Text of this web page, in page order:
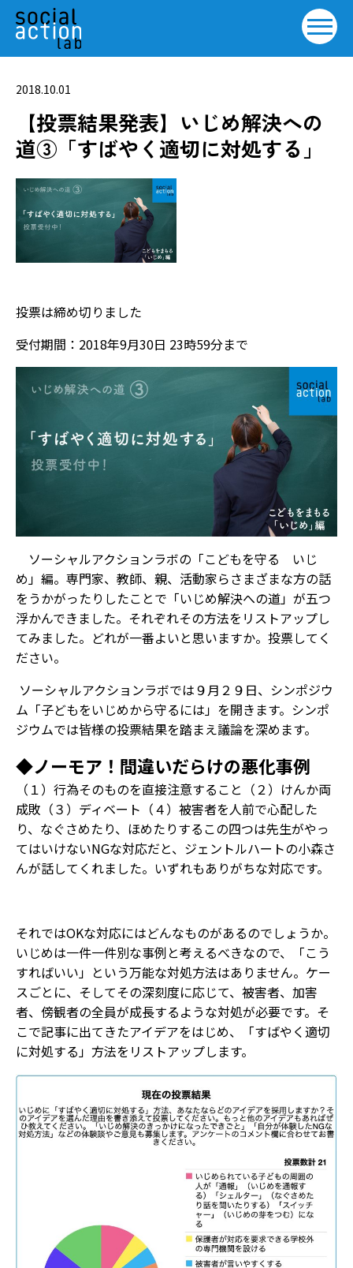
2018.10.01
【投票結果発表】いじめ解決への
道③「すばやく適切に対処する」
投票は締め切りました
受付期間：2018年9月30日 23時59分まで
ソーシャルアクションラボの「こどもを守る いじ
め」編。専門家、教師、親、活動家らさまざまな方の話
をうかがったりしたことで「いじめ解決への道」が五つ
浮かんできました。それぞれその方法をリストアップし
てみました。どれが一番よいと思いますか。投票してく
ださい。
ソーシャルアクションラボでは９月２９日、シンポジウ
ム「子どもをいじめから守るには」を開きます。シンポ
ジウムでは皆様の投票結果を踏まえ議論を深めます。
◆ノーモア！間違いだらけの悪化事例
（１）行為そのものを直接注意すること（２）けんか両
成敗（３）ディベート（４）被害者を人前で心配した
り、なぐさめたり、ほめたりする――この四つは先生がやっ
てはいけないNGな対応だと、ジェントルハートの小森さ
んが話してくれました。いずれもありがちな対応です。
それではOKな対応にはどんなものがあるのでしょうか。
いじめは一件一件別な事例と考えるべきなので、「こう
すればいい」という万能な対処方法はありません。ケー
スごとに、そしてその深刻度に応じて、被害者、加害
者、傍観者の全員が成長するような対処が必要です。そ
こで記事に出てきたアイデアをはじめ、「すばやく適切
に対処する」方法をリストアップします。